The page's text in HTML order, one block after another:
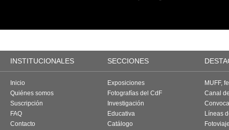
INSTITUCIONALES SECCIONES
Inicio
Quiénes somos
Suscripción
FAQ
Contacto
Exposiciones
Fotografías del CdF
Investigación
Educativa
Catálogo
MUFF,
Canal
Líneas